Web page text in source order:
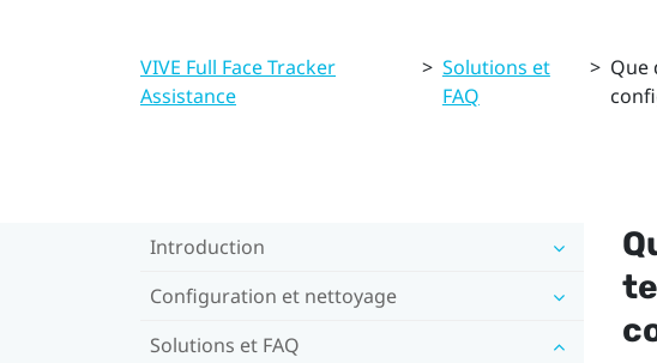
VIVE Full Face Tracker
Assistance
> Solutions et
FAQ
> Que
Introduction
Configuration et nettoyage
Solutions et FAQ